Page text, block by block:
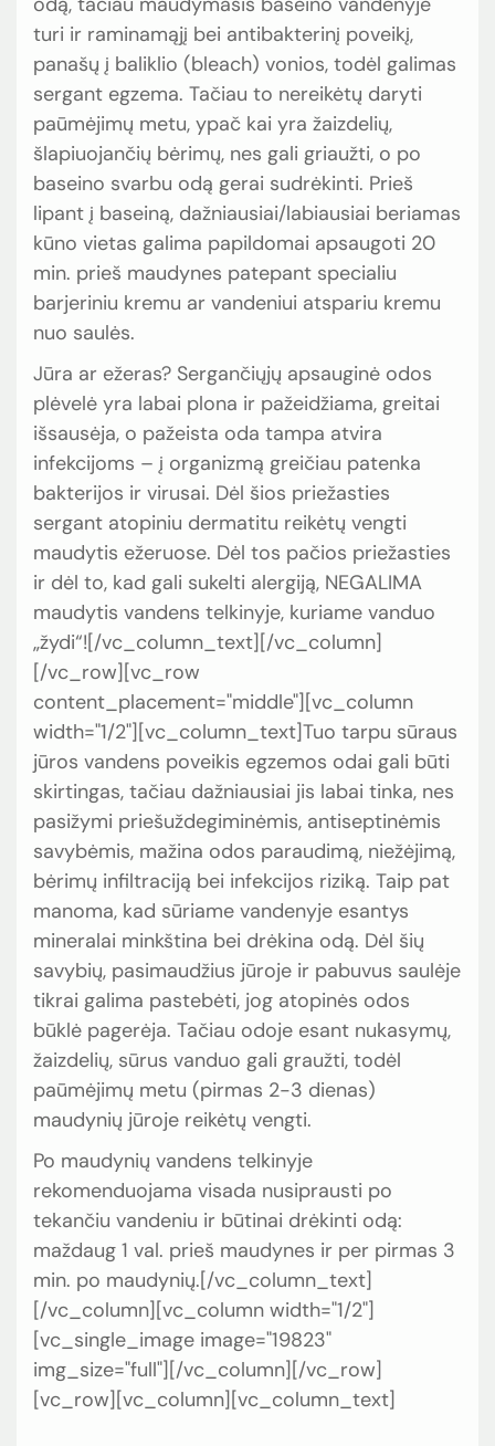
turi ir raminamąjį bei antibakterinį poveikį,
panašų į baliklio (bleach) vonios, todėl galimas
sergant egzema. Tačiau to nereikėtų daryti
paūmėjimų metu, ypač kai yra žaizdelių,
šlapiuojančių bėrimų, nes gali griaužti, o po
baseino svarbu odą gerai sudrėkinti. Prieš
lipant į baseiną, dažniausiai/labiausiai beriamas
kūno vietas galima papildomai apsaugoti 20
min. prieš maudynes patepant specialiu
barjeriniu kremu ar vandeniui atspariu kremu
nuo saulės.
Jūra ar ežeras? Sergančiųjų apsauginė odos
plėvelė yra labai plona ir pažeidžiama, greitai
išsausėja, o pažeista oda tampa atvira
infekcijoms – į organizmą greičiau patenka
bakterijos ir virusai. Dėl šios priežasties
sergant atopiniu dermatitu reikėtų vengti
maudytis ežeruose. Dėl tos pačios priežasties
ir dėl to, kad gali sukelti alergiją, NEGALIMA
maudytis vandens telkinyje, kuriame vanduo
„žydi“![/vc_column_text][/vc_column]
[/vc_row][vc_row
content_placement="middle"][vc_column
width="1/2"][vc_column_text]Tuo tarpu sūraus
jūros vandens poveikis egzemos odai gali būti
skirtingas, tačiau dažniausiai jis labai tinka, nes
pasižymi priešuždegiminėmis, antiseptinėmis
savybėmis, mažina odos paraudimą, niežėjimą,
bėrimų infiltraciją bei infekcijos riziką. Taip pat
manoma, kad sūriame vandenyje esantys
mineralai minkština bei drėkina odą. Dėl šių
savybių, pasimaudžius jūroje ir pabuvus saulėje
tikrai galima pastebėti, jog atopinės odos
būklė pagerėja. Tačiau odoje esant nukasymų,
žaizdelių, sūrus vanduo gali graužti, todėl
paūmėjimų metu (pirmas 2-3 dienas)
maudynių jūroje reikėtų vengti.
Po maudynių vandens telkinyje
rekomenduojama visada nusiprausti po
tekančiu vandeniu ir būtinai drėkinti odą:
maždaug 1 val. prieš maudynes ir per pirmas 3
min. po maudynių.[/vc_column_text]
[/vc_column][vc_column width="1/2"]
[vc_single_image image="19823"
img_size="full"][/vc_column][/vc_row]
[vc_row][vc_column][vc_column_text]